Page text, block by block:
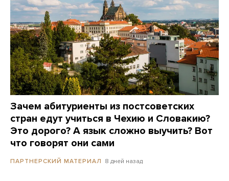
Зачем абитуриенты из постсоветских
стран едут учиться в Чехию и Словакию?
Это дорого? А язык сложно выучить? Вот
что говорят они сами
ПАРТНЕРСКИЙ МАТЕРИАЛ 8 дней назад